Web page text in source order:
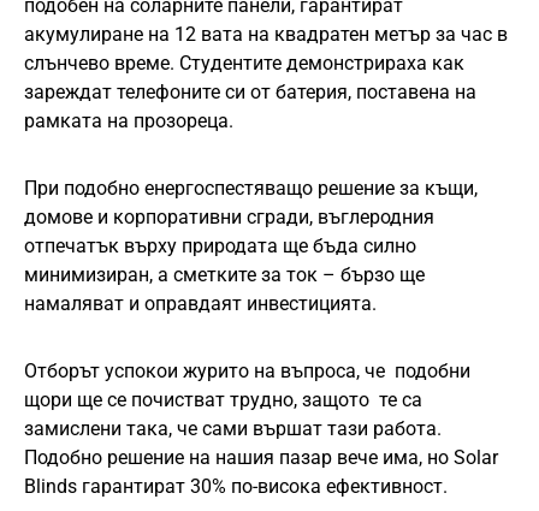
подобен на соларните панели, гарантират
акумулиране на 12 вата на квадратен метър за час в
слънчево време. Студентите демонстрираха как
зареждат телефоните си от батерия, поставена на
рамката на прозореца.
При подобно енергоспестяващо решение за къщи,
домове и корпоративни сгради, въглеродния
отпечатък върху природата ще бъда силно
минимизиран, а сметките за ток – бързо ще
намаляват и оправдаят инвестицията.
Отборът успокои журито на въпроса, че подобни
щори ще се почистват трудно, защото те са
замислени така, че сами вършат тази работа.
Подобно решение на нашия пазар вече има, но Solar
Blinds гарантират 30% по-висока ефективност.